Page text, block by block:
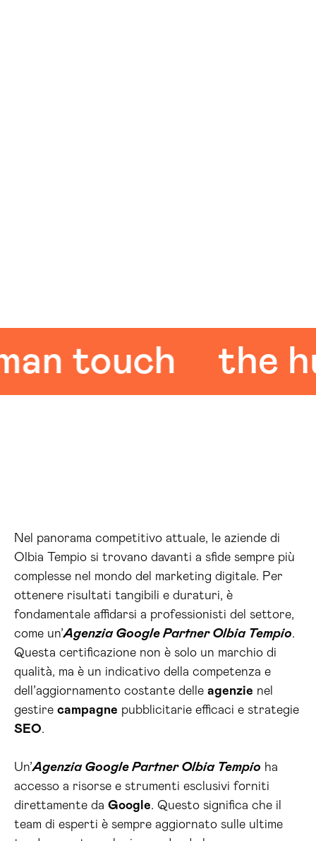
touch the
Nel panorama competitivo attuale, le aziende di
Olbia Tempio si trovano davanti a sfide sempre più
complesse nel mondo del marketing digitale. Per
ottenere risultati tangibili e duraturi, è
fondamentale affidarsi a professionisti del settore,
come un’Agenzia Google Partner Olbia Tempio.
Questa certificazione non è solo un marchio di
qualità, ma è un indicativo della competenza e
dell’aggiornamento costante delle agenzie nel
gestire campagne pubblicitarie efficaci e strategie
SEO.
Un’Agenzia Google Partner Olbia Tempio ha
accesso a risorse e strumenti esclusivi forniti
direttamente da Google. Questo significa che il
team di esperti è sempre aggiornato sulle ultime